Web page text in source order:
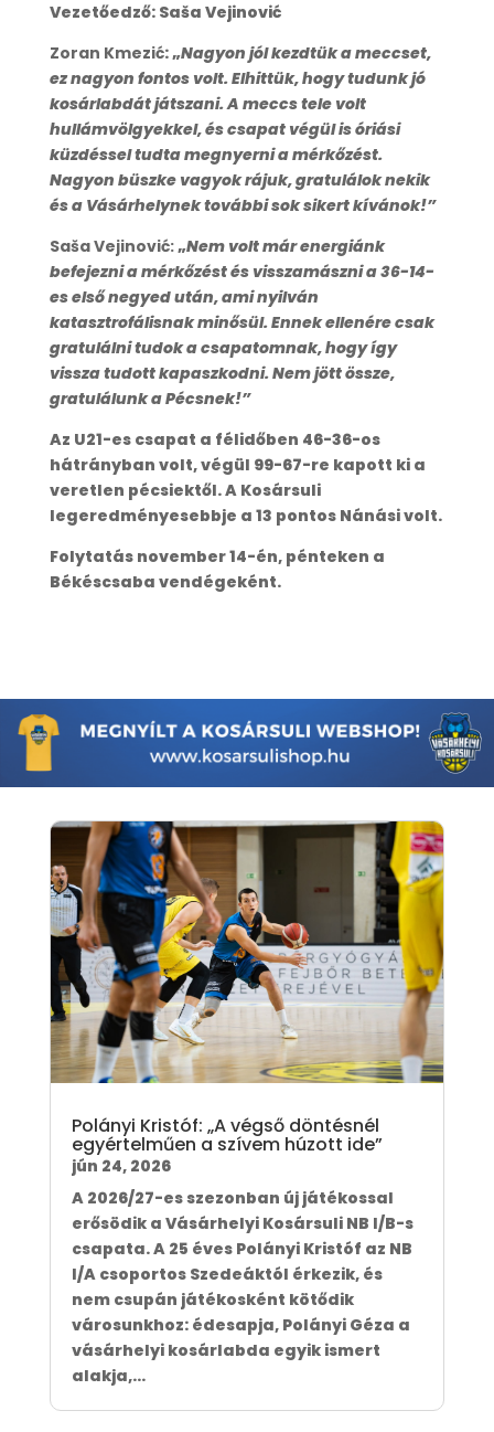
Vezetőedző: Saša Vejinović
Zoran Kmezić: „Nagyon jól kezdtük a meccset,
ez nagyon fontos volt. Elhittük, hogy tudunk jó
kosárlabdát játszani. A meccs tele volt
hullámvölgyekkel, és csapat végül is óriási
küzdéssel tudta megnyerni a mérkőzést.
Nagyon büszke vagyok rájuk, gratulálok nekik
és a Vásárhelynek további sok sikert kívánok!”
Saša Vejinović:„Nem volt már energiánk
befejezni a mérkőzést és visszamászni a 36-14-
es első negyed után, ami nyilván
katasztrofálisnak minősül. Ennek ellenére csak
gratulálni tudok a csapatomnak, hogy így
vissza tudott kapaszkodni. Nem jött össze,
gratulálunk a Pécsnek!”
Az U21-es csapat a félidőben 46-36-os
hátrányban volt, végül 99-67-re kapott ki a
veretlen pécsiektől. A Kosársuli
legeredményesebbje a 13 pontos Nánási volt.
Folytatás november 14-én, pénteken a
Békéscsaba vendégeként.
Polányi Kristóf: „A végső döntésnél
egyértelműen a szívem húzott ide”
jún 24, 2026
A 2026/27-es szezonban új játékossal
erősödik a Vásárhelyi Kosársuli NB I/B-s
csapata. A 25 éves Polányi Kristóf az NB
I/A csoportos Szedeáktól érkezik, és
nem csupán játékosként kötődik
városunkhoz: édesapja, Polányi Géza a
vásárhelyi kosárlabda egyik ismert
alakja,...